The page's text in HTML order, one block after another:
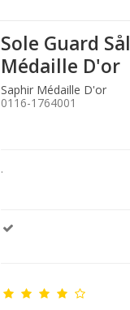
Sole Guard
Médaille D'or
Saphir Médaille D'or
0116-1764001
.